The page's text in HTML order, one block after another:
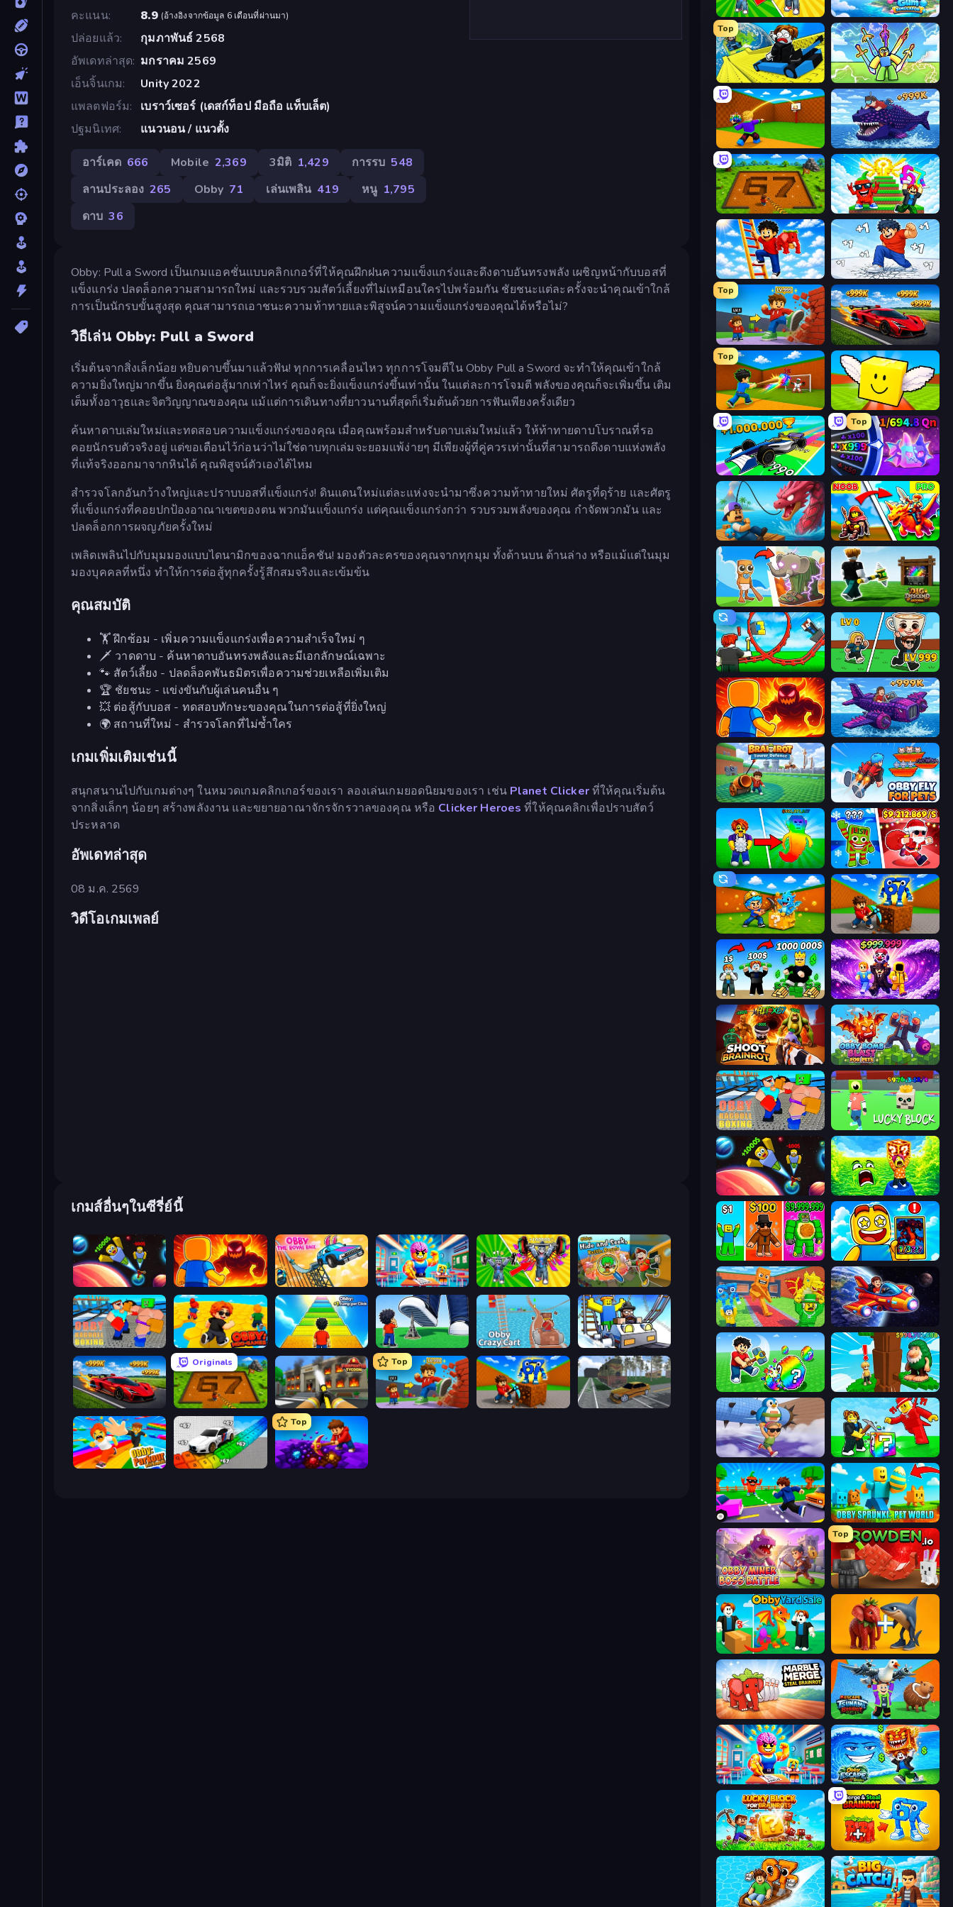
คะแนน
8.9 (อ้างอิงจากข้อมูล 6 เดือนที่ผ่านมา)
ปล่อยแล้ว
กุมภาพันธ์ 2568
อัพเดทล่าสุด มกราคม 2569
เอ็นจิ้นเกม
Unity 2022
แพลตฟอร์ม
เบราว์เซอร์ (เดสก์ท็อป มือถือ แท็บเล็ต)
ปฐมนิเทศ
แนวนอน / แนวตั้ง
อาร์เคด 666 Mobile 2,369 3มิติ 1,429 การรบ 548
ลานประลอง 265 Obby 71 เล่นเพลิน 419 หนู 1,795
ดาบ 36
Obby: Pull a Sword เป็นเกมแอคชั่นแบบคลิกเกอร์ที่ให้คุณฝึกฝนความแข็งแกร่งและดึงดาบอันทรงพลัง เผชิญหน้ากับบอสที่
แข็งแกร่ง ปลดล็อกความสามารถใหม่ และรวบรวมสัตว์เลี้ยงที่ไม่เหมือนใครไปพร้อมกัน ชัยชนะแต่ละครั้งจะนำคุณเข้าใกล้
การเป็นนักรบขั้นสูงสุด คุณสามารถเอาชนะความท้าทายและพิสูจน์ความแข็งแกร่งของคุณได้หรือไม่?
วิธีเล่น Obby: Pull a Sword
เริ่มต้นจากสิ่งเล็กน้อย หยิบดาบขึ้นมาแล้วฟัน! ทุกการเคลื่อนไหว ทุกการโจมตีใน Obby Pull a Sword จะทำให้คุณเข้าใกล้
ความยิ่งใหญ่มากขึ้น ยิ่งคุณต่อสู้มากเท่าไหร่ คุณก็จะยิ่งแข็งแกร่งขึ้นเท่านั้น ในแต่ละการโจมตี พลังของคุณก็จะเพิ่มขึ้น เติม
เต็มทั้งอาวุธและจิตวิญญาณของคุณ แม้แต่การเดินทางที่ยาวนานที่สุดก็เริ่มต้นด้วยการฟันเพียงครั้งเดียว
ค้นหาดาบเล่มใหม่และทดสอบความแข็งแกร่งของคุณ เมื่อคุณพร้อมสำหรับดาบเล่มใหม่แล้ว ให้ท้าทายดาบโบราณที่รอ
คอยนักรบตัวจริงอยู่ แต่ขอเตือนไว้ก่อนว่าไม่ใช่ดาบทุกเล่มจะยอมแพ้ง่ายๆ มีเพียงผู้ที่คู่ควรเท่านั้นที่สามารถดึงดาบแห่งพลัง
ที่แท้จริงออกมาจากหินได้ คุณพิสูจน์ตัวเองได้ไหม
สำรวจโลกอันกว้างใหญ่และปราบบอสที่แข็งแกร่ง! ดินแดนใหม่แต่ละแห่งจะนำมาซึ่งความท้าทายใหม่ ศัตรูที่ดุร้าย และศัตรู
ที่แข็งแกร่งที่คอยปกป้องอาณาเขตของตน พวกมันแข็งแกร่ง แต่คุณแข็งแกร่งกว่า รวบรวมพลังของคุณ กำจัดพวกมัน และ
ปลดล็อกการผจญภัยครั้งใหม่
เพลิดเพลินไปกับมุมมองแบบไดนามิกของฉากแอ็คชัน! มองตัวละครของคุณจากทุกมุม ทั้งด้านบน ด้านล่าง หรือแม้แต่ในมุม
มองบุคคลที่หนึ่ง ทำให้การต่อสู้ทุกครั้งรู้สึกสมจริงและเข้มข้น
คุณสมบัติ
🏋️ ฝึกซ้อม - เพิ่มความแข็งแกร่งเพื่อความสำเร็จใหม่ ๆ
🗡️ วาดดาบ - ค้นหาดาบอันทรงพลังและมีเอกลักษณ์เฉพาะ
🐾 สัตว์เลี้ยง - ปลดล็อคพันธมิตรเพื่อความช่วยเหลือเพิ่มเติม
🏆 ชัยชนะ - แข่งขันกับผู้เล่นคนอื่น ๆ
💥 ต่อสู้กับบอส - ทดสอบทักษะของคุณในการต่อสู้ที่ยิ่งใหญ่
🌍 สถานที่ใหม่ - สำรวจโลกที่ไม่ซ้ำใคร
เกมเพิ่มเติมเช่นนี้
สนุกสนานไปกับเกมต่างๆ ในหมวดเกมคลิกเกอร์ของเรา ลองเล่นเกมยอดนิยมของเรา เช่น Planet Clickerที่ให้คุณเริ่มต้น
จากสิ่งเล็กๆ น้อยๆ สร้างพลังงาน และขยายอาณาจักรจักรวาลของคุณ หรือ Clicker Heroes ที่ให้คุณคลิกเพื่อปราบสัตว์
ประหลาด
อัพเดทล่าสุด
08 ม.ค. 2569
วิดีโอเกมเพลย์
เกมส์อื่นๆในซีรี่ย์นี้
Obby: +1 to Spaceflight Altitude Obby: Legendary Dragon Obby: Dumb or Genius IQ Test Obby: Gym Simulator, Escape Obby: Hide and Seek, Battle Royale
Obby: Ragdoll Boxing Obby: Mini-Games Obby: +1 Jump per Click Obby: Crazy Cart Obby: Ride Carts
Obby: +1 Speed Car Escape
Originals
Obby: Dig Brainrots Obby: Firefighter Tycoon
Top
Obby: +1 Click Wall Breaker Obby: Car Crash Sandbox
Obby: Parkour with Ragdoll
Top
Obby: Dig Down
Obby: Gym Simulator, Escape Bubble Gum Simulator
Top
Cart Ride Danger Mount Obby vs Brainrot
Throw a Lucky Block Obby Fish Challenge: Ride
Obby: Dig Brainrots Run and Jump for Brainrot
Ladder to Brainhot: Climb Break a Skyscraper
Top
Obby: +1 Click Wall Breaker
Top
Baseball For Brainrot Lucky Brainrot Blocks Online
Obby Car Challenge: Drive
Top
Meeland.io
Fish It Now Battle of Knights: Robby and Dragons
Brainrot Evolution Dig and Descend: Obby Mine
Build a Rollercoaster: Simulator Brainrot Arena Online
Obby: Legendary Dragon Obby Plane Power Challenge: Fly
Brainrot Tower Defence Obby Fly For Pets
Collect Brainrot Egg Plants vs Brain Zombies
Escape Cave For Brainrot Obby: Break Rocks For Brainrots
Obby Tycoon Build the City Obby - BrainWave
Shoot Brainrot Obby Bomb Blast For Pets
Obby: Ragdoll Boxing Lucky Block
Obby: +1 to Spaceflight Altitude Save Memerots: Acid Lava lake
Obby Brainrot Merge Obby Cards: The Legend Hunt
Catch Brainrots From Bosses Obby Space Challenge: Starships
Break a Lucky Egg Brainrots Steal Beanstalk for Brainrots
BrainZombie Log Escape
Robby: Cross the Road for Brainrot Obby Sprunki: Pet World
Obby Miner: Boss Battle
Top
Grow A Garden | Growden.io
Obby Yard Sale
Marble Merge: Steal Brainrot Game Escape Tsunami Brainrot
Obby: Dumb or Genius IQ Test Obby Escape from Tsunami Brainrot
Lucky Blocks for Brainrots Merge & Steal Brainrot